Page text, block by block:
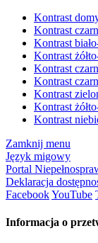
Kontrast
Kontrast
Kontrast
Kontrast
Kontrast
Kontrast
Kontrast
Kontrast
Kontrast
Zamknij menu
Język migowy
Portal
Deklaracja
FacebookYouTube
Informacja o